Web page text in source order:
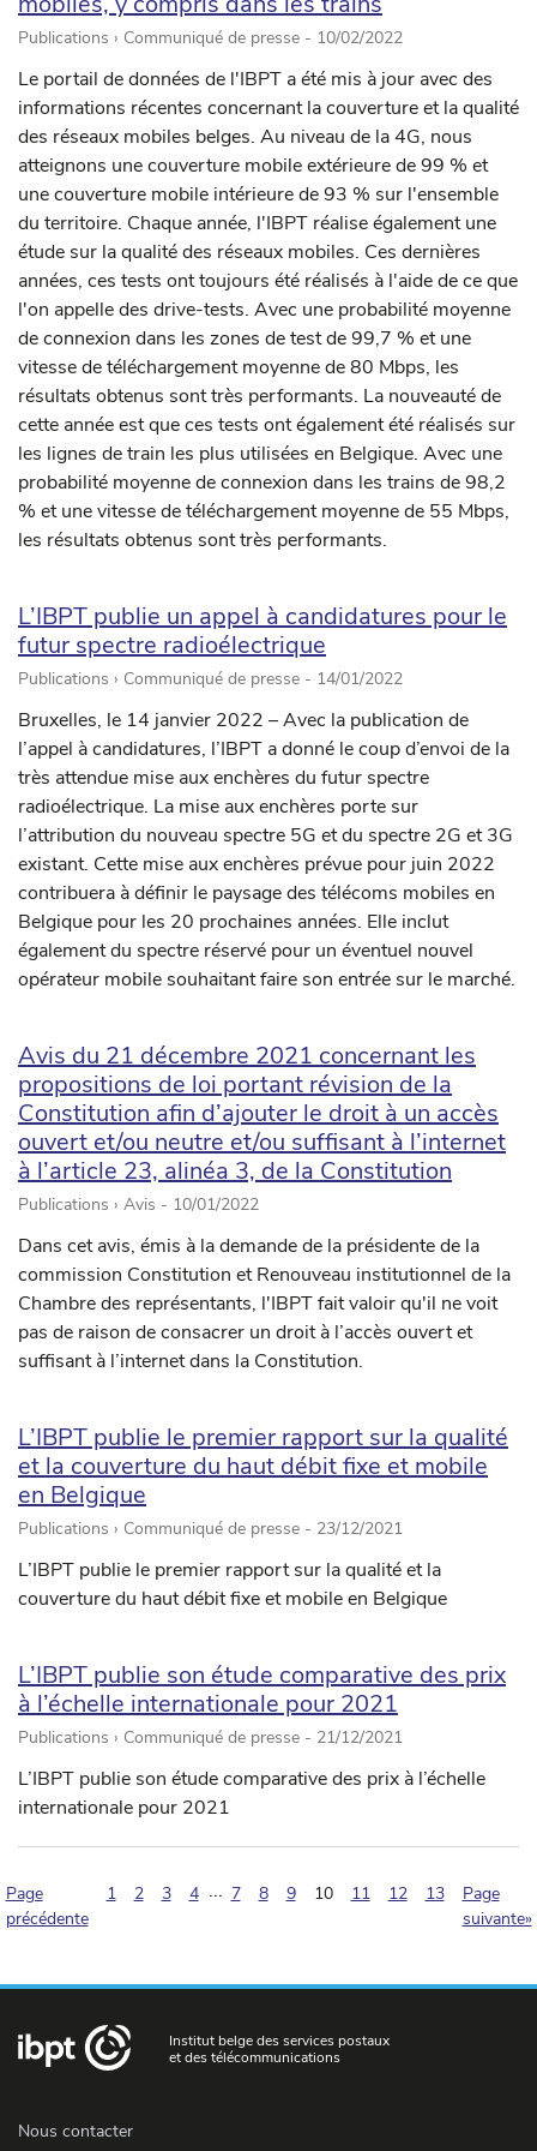
Publications › Communiqué de presse - 10/02/2022
Le portail de données de l'IBPT a été mis à jour avec des
informations récentes concernant la couverture et la qualité
des réseaux mobiles belges. Au niveau de la 4G, nous
atteignons une couverture mobile extérieure de 99 % et
une couverture mobile intérieure de 93 % sur l'ensemble
du territoire. Chaque année, l'IBPT réalise également une
étude sur la qualité des réseaux mobiles. Ces dernières
années, ces tests ont toujours été réalisés à l'aide de ce que
l'on appelle des drive-tests. Avec une probabilité moyenne
de connexion dans les zones de test de 99,7 % et une
vitesse de téléchargement moyenne de 80 Mbps, les
résultats obtenus sont très performants. La nouveauté de
cette année est que ces tests ont également été réalisés sur
les lignes de train les plus utilisées en Belgique. Avec une
probabilité moyenne de connexion dans les trains de 98,2
% et une vitesse de téléchargement moyenne de 55 Mbps,
les résultats obtenus sont très performants.
L’IBPT publie un appel à candidatures pour le
futur spectre radioélectrique
Publications › Communiqué de presse - 14/01/2022
Bruxelles, le 14 janvier 2022 – Avec la publication de
l’appel à candidatures, l’IBPT a donné le coup d’envoi de la
très attendue mise aux enchères du futur spectre
radioélectrique. La mise aux enchères porte sur
l’attribution du nouveau spectre 5G et du spectre 2G et 3G
existant. Cette mise aux enchères prévue pour juin 2022
contribuera à définir le paysage des télécoms mobiles en
Belgique pour les 20 prochaines années. Elle inclut
également du spectre réservé pour un éventuel nouvel
opérateur mobile souhaitant faire son entrée sur le marché.
Avis du 21 décembre 2021 concernant les
propositions de loi portant révision de la
Constitution afin d’ajouter le droit à un accès
ouvert et/ou neutre et/ou suffisant à l’internet
à l’article 23, alinéa 3, de la Constitution
Publications › Avis - 10/01/2022
Dans cet avis, émis à la demande de la présidente de la
commission Constitution et Renouveau institutionnel de la
Chambre des représentants, l'IBPT fait valoir qu'il ne voit
pas de raison de consacrer un droit à l’accès ouvert et
suffisant à l’internet dans la Constitution.
L’IBPT publie le premier rapport sur la qualité
et la couverture du haut débit fixe et mobile
en Belgique
Publications › Communiqué de presse - 23/12/2021
L’IBPT publie le premier rapport sur la qualité et la
couverture du haut débit fixe et mobile en Belgique
L’IBPT publie son étude comparative des prix
à l’échelle internationale pour 2021
Publications › Communiqué de presse - 21/12/2021
L’IBPT publie son étude comparative des prix à l’échelle
internationale pour 2021
Page
précédente
1 2 3 4 ... 7 8 9 10(pagination.current)
11 12 13
Page
suivante»
Institut belge des services postaux
et des télécommunications
Nous contacter